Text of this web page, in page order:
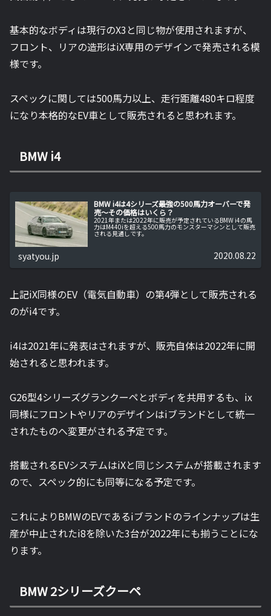
基本的なボディは現行のX3と同じ物が使用されますが、
フロント、リアの造形はiX専用のデザインで発売される模
様です。
スペックに関しては500馬力以上、走行距離480キロ程度
になり本格的なEV車として販売されると思われます。
BMW i4
BMW i4は4シリーズ最強の500馬力オーバーで発
売～その価格はいくら？
2021年または2022年に販売が予定されているBMW i4の馬
力はM440iを超える500馬力のモンスターマシンとして販売
される見通しです。
syatyou.jp 2020.08.22
上記iX同様のEV（電気自動車）の第4弾として販売される
のがi4です。
i4は2021年に発表はされますが、販売自体は2022年に開
始されると思われます。
G26型4シリーズグランクーペとボディを共用するも、ix
同様にフロントやリアのデザインはiブランドとして統一
されたものへ変更がされる予定です。
搭載されるEVシステムはiXと同じシステムが搭載されます
ので、スペック的にも同等になる予定です。
これによりBMWのEVであるiブランドのラインナップは生
産が中止されたi8を除いた3台が2022年にも揃うことにな
ります。
BMW 2シリーズクーペ